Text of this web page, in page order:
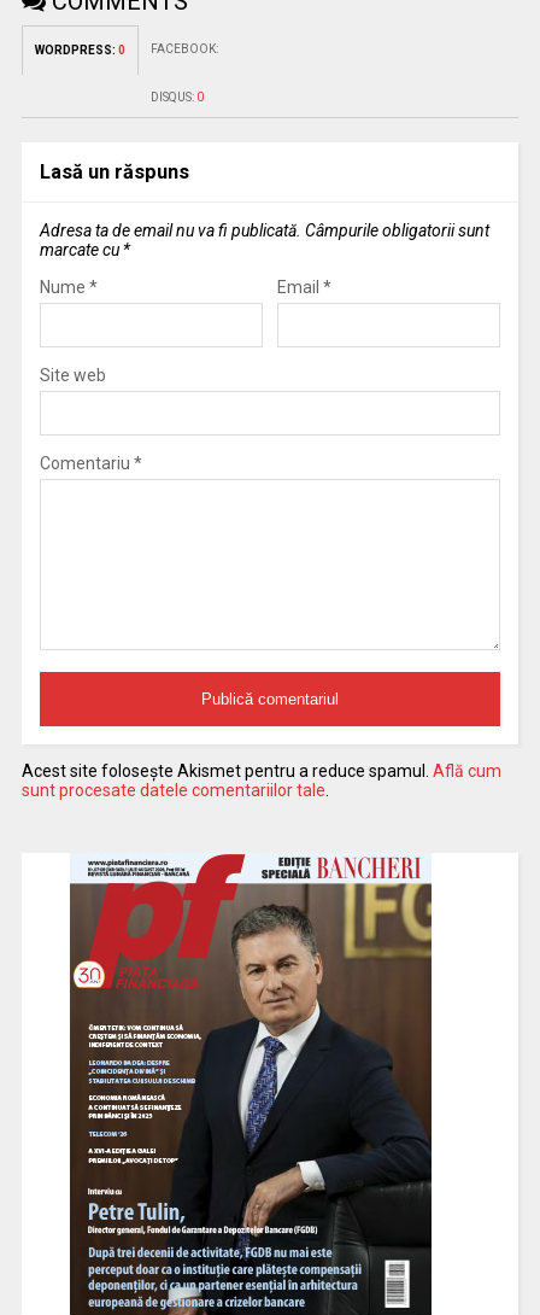
WORDPRESS: 0 FACEBOOK:
DISQUS: 0
Lasă un răspuns
Adresa ta de email nu va fi publicată. Câmpurile obligatorii sunt
marcate cu *
Nume * Email *
Site web
Comentariu *
Acest site folosește Akismet pentru a reduce spamul. Află cum
sunt procesate datele comentariilor tale